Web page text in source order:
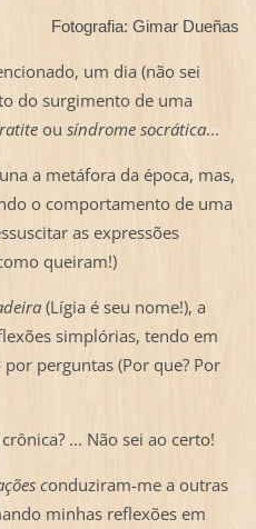
Fotografia: Gimar Dueñas
um dia (não sei
do surgimento de uma
ou síndrome socrática...
a metáfora da época, mas,
o comportamento de uma
as expressões
queiram!)
(Lígia é seu nome!), a
simplórias, tendo em
perguntas (Por que? Por
... Não sei ao certo!
conduziram-me a outras
minhas reflexões em